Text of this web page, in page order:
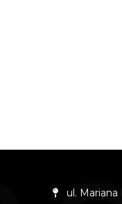
ul. Mariana